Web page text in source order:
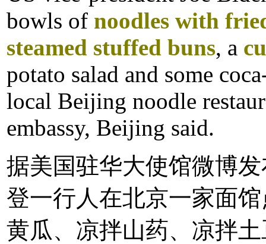
bowls of noodles with
steamed stuffed buns, a
potato salad and some
local Beijing noodle
embassy, Beijing said.
据美国驻华大使馆微博
登一行人在北京一家面
黄瓜、凉拌山药、凉拌